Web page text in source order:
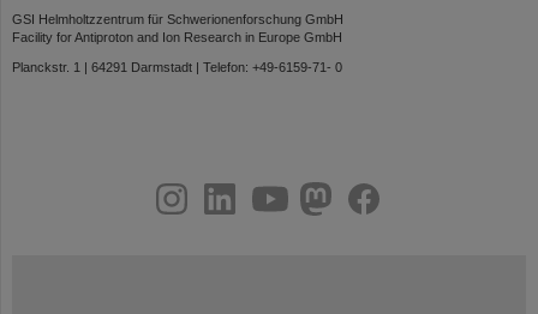
GSI Helmholtzzentrum für Schwerionenforschung GmbH
Facility for Antiproton and Ion Research in Europe GmbH
Planckstr. 1 | 64291 Darmstadt | Telefon: +49-6159-71- 0
youtubehelmholtz.socialfacebook